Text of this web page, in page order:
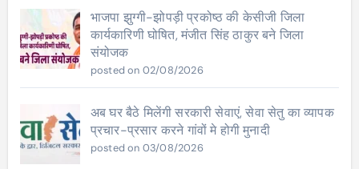
भाजपा झुग्गी-झोपड़ी प्रकोष्ठ की केसीजी जिला
कार्यकारिणी घोषित, मंजीत सिंह ठाकुर बने जिला
संयोजक
posted on 02/08/2026
अब घर बैठे मिलेंगी सरकारी सेवाएं, सेवा सेतु का व्यापक
प्रचार-प्रसार करने गांवों मे होगी मुनादी
posted on 03/08/2026